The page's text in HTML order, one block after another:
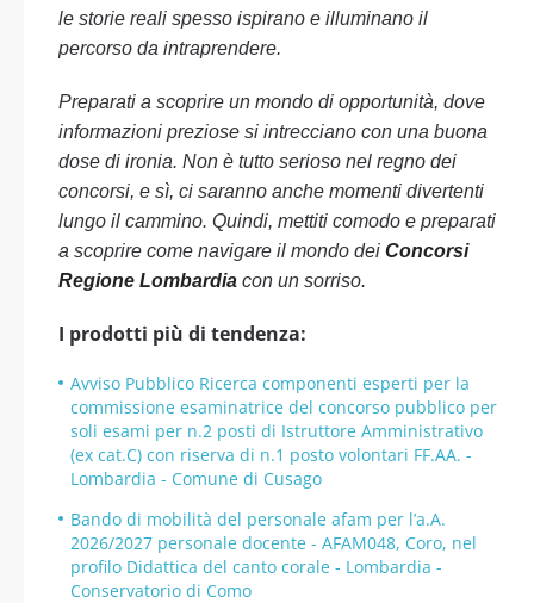
le storie reali spesso ispirano e illuminano il
percorso da intraprendere.
Preparati a scoprire un mondo di opportunità, dove
informazioni preziose si intrecciano con una buona
dose di ironia. Non è tutto serioso nel regno dei
concorsi, e sì, ci saranno anche momenti divertenti
lungo il cammino. Quindi, mettiti comodo e preparati
a scoprire come navigare il mondo dei Concorsi
Regione Lombardia con un sorriso.
I prodotti più di tendenza:
Avviso Pubblico Ricerca componenti esperti per la
commissione esaminatrice del concorso pubblico per
soli esami per n.2 posti di Istruttore Amministrativo
(ex cat.C) con riserva di n.1 posto volontari FF.AA. -
Lombardia - Comune di Cusago
Bando di mobilità del personale afam per l’a.A.
2026/2027 personale docente - AFAM048, Coro, nel
profilo Didattica del canto corale - Lombardia -
Conservatorio di Como